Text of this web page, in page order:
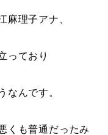
麻理子アナ、
っており
なんです。
くも普通だったみ